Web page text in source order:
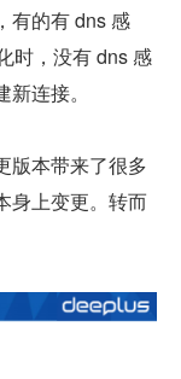
有的有 dns 感
时，没有 dns 感
连接。
版本带来了很多
身上变更。转而